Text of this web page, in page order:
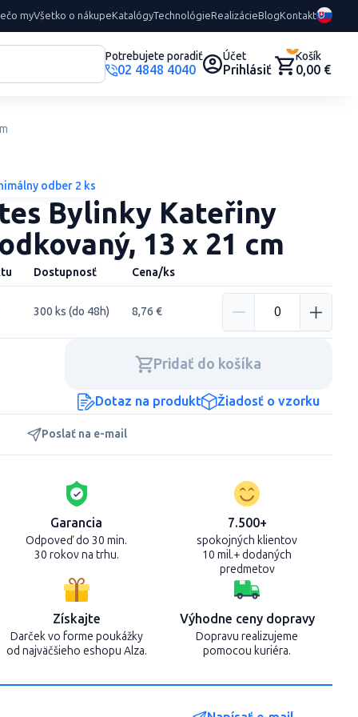
myVšetko o nákupeKatalógyTechnológieRealizácieBlogKontakt
Potrebujete poradiť
02 4848 4040
Účet
Prihlásiť
0
Košík
0,00 €
odber 2 ks
Bylinky Kateřiny
13 x 21 cm
Dostupnosť Cena/ks
300 ks (do 48h) 8,76 €
Pridať do košíka
Dotaz na produkt Žiadosť o vzorku
Poslať na e-mail
Garancia
Odpoveď do 30 min.
30 rokov na trhu.
7.500+
spokojných klientov
10 mil.+ dodaných
predmetov
Získajte
Darček vo forme poukážky
od najväčšieho eshopu Alza.
Výhodne ceny dopravy
Dopravu realizujeme
pomocou kuriéra.